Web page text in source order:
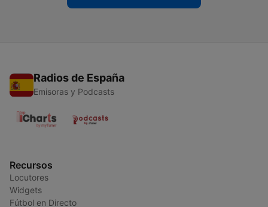
Radios de España
Emisoras y Podcasts
Recursos
Locutores
Widgets
Fútbol en Directo